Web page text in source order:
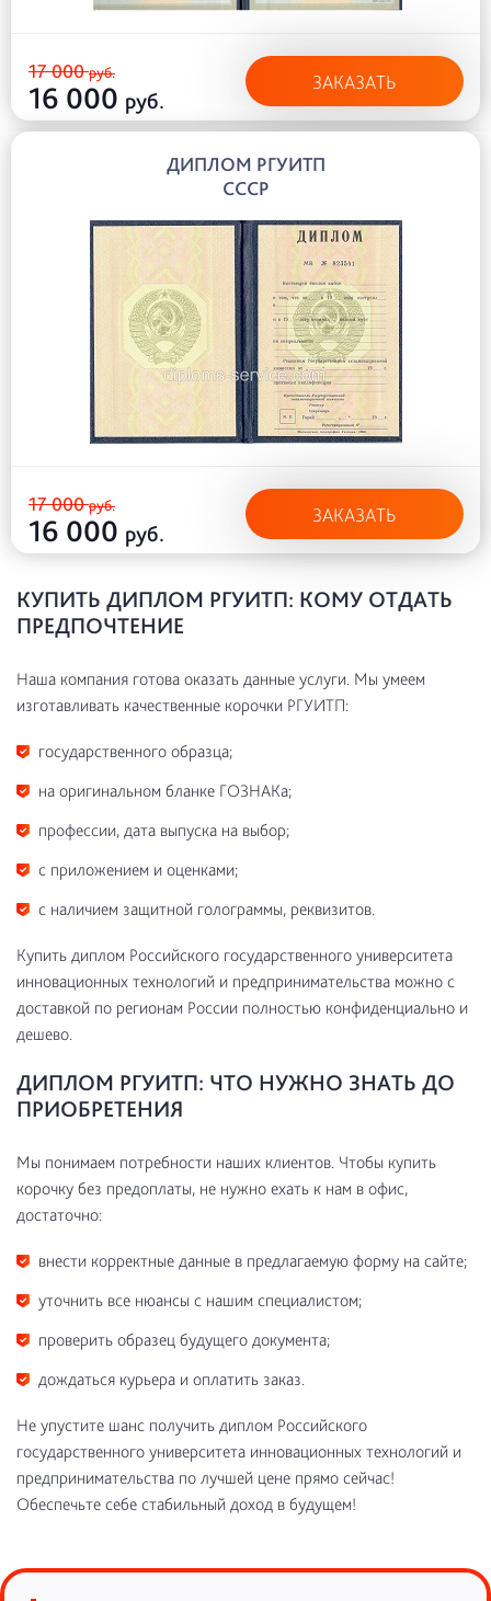
17 000руб.
16 000 руб.
ЗАКАЗАТЬ
ДИПЛОМ РГУИТП
СССР
17 000руб.
16 000 руб.
ЗАКАЗАТЬ
КУПИТЬ ДИПЛОМ РГУИТП: КОМУ ОТДАТЬ
ПРЕДПОЧТЕНИЕ
Наша компания готова оказать данные услуги. Мы умеем
изготавливать качественные корочки РГУИТП:
государственного образца;
на оригинальном бланке ГОЗНАКа;
профессии, дата выпуска на выбор;
с приложением и оценками;
с наличием защитной голограммы, реквизитов.
Купить диплом Российского государственного университета
инновационных технологий и предпринимательства можно с
доставкой по регионам России полностью конфиденциально и
дешево.
ДИПЛОМ РГУИТП: ЧТО НУЖНО ЗНАТЬ ДО
ПРИОБРЕТЕНИЯ
Мы понимаем потребности наших клиентов. Чтобы купить
корочку без предоплаты, не нужно ехать к нам в офис,
достаточно:
внести корректные данные в предлагаемую форму на сайте;
уточнить все нюансы с нашим специалистом;
проверить образец будущего документа;
дождаться курьера и оплатить заказ.
Не упустите шанс получить диплом Российского
государственного университета инновационных технологий и
предпринимательства по лучшей цене прямо сейчас!
Обеспечьте себе стабильный доход в будущем!